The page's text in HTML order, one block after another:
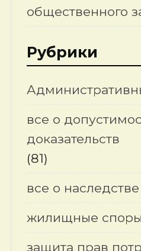
общественного
Рубрики
все о
доказательств
(81)
все о наследстве
жилищные споры
защита прав